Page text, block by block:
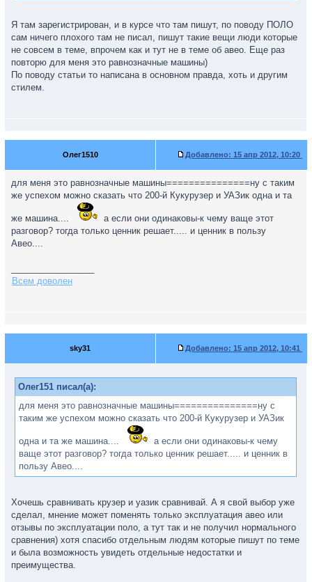
Я там зарегистрирован, и в курсе что там пишут, по поводу ПОЛО
сам ничего плохого там не писал, пишут такие вещи люди которые
не совсем в теме, впрочем как и тут не в теме об авео. Еще раз
повторю для меня это равнозначные машины)
По поводу статьи то написана в основном правда, хоть и другим
стилем.
Олег1510 Добавлено: 15 апр 2012, 10:20
для меня это равнозначные машины===============ну с таким
же успехом можно сказать что 200-й Кукурузер и УАЗик одна и та
же машина....
а если они одинаковы-к чему ваще этот
разговор? тогда только ценник решает..... и ценник в пользу
Авео....
Всем доволен
sky31 Добавлено: 15 апр 2012, 10:41
Олег151 писал(а):
для меня это равнозначные машины===============ну с
таким же успехом можно сказать что 200-й Кукурузер и УАЗик
одна и та же машина....
а если они одинаковы-к чему
ваще этот разговор? тогда только ценник решает..... и ценник в
пользу Авео....
Хочешь сравнивать крузер и уазик сравнивай. А я свой выбор уже
сделал, мнение может поменять только эксплуатация авео или
отзывы по эксплуатации поло, а тут так и не получил нормального
сравнения) хотя спасибо отдельным людям которые пишут по теме
и была возможность увидеть отдельные недостатки и
преимущества.